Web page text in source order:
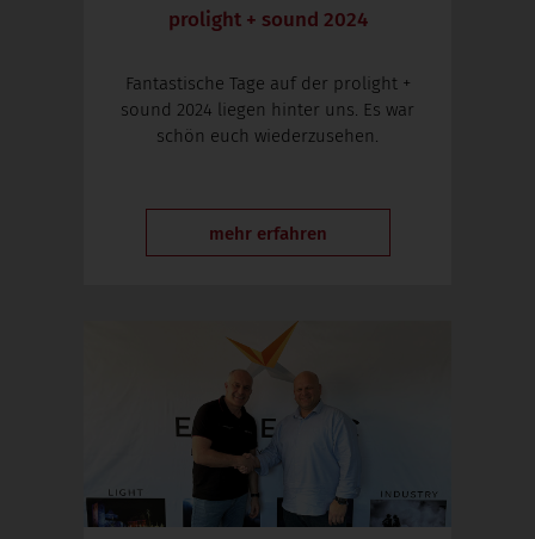
prolight + sound 2024
Fantastische Tage auf der prolight +
sound 2024 liegen hinter uns. Es war
schön euch wiederzusehen.
mehr erfahren